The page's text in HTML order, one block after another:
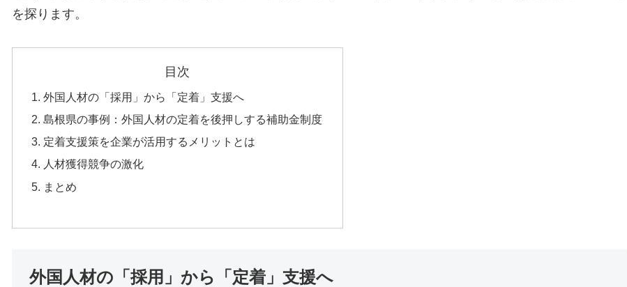
を探ります。
目次
外国人材の「採用」から「定着」支援へ
島根県の事例：外国人材の定着を後押しする補助金制度
定着支援策を企業が活用するメリットとは
人材獲得競争の激化
まとめ
外国人材の「採用」から「定着」支援へ